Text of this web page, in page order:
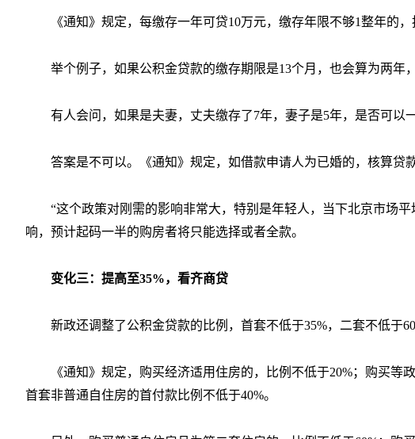
《通知》规定，每缴存一年可贷10万元，缴存年限不够1整年的，
举个例子，如果公积金贷款的缴存期限是13个月，也会算为两年
有人会问，如果是夫妻，丈夫缴存了7年，妻子是5年，是否可以
答案是不可以。《通知》规定，如借款申请人为已婚的，核算贷
“这个政策对刚需的影响非常大，特别是年轻人，当下北京市场
响，预计起码一半的购房者将只能选择或者全款。
变化三：提高至35%，看齐商贷
新政还调整了公积金贷款的比例，首套不低于35%，二套不低于
《通知》规定，购买经济适用住房的，比例不低于20%；购买
首套非普通自住房的首付款比例不低于40%。